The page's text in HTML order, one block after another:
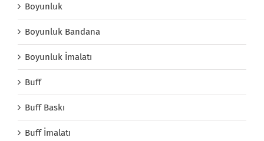
Boyunluk
Boyunluk Bandana
Boyunluk İmalatı
Buff
Buff Baskı
Buff İmalatı